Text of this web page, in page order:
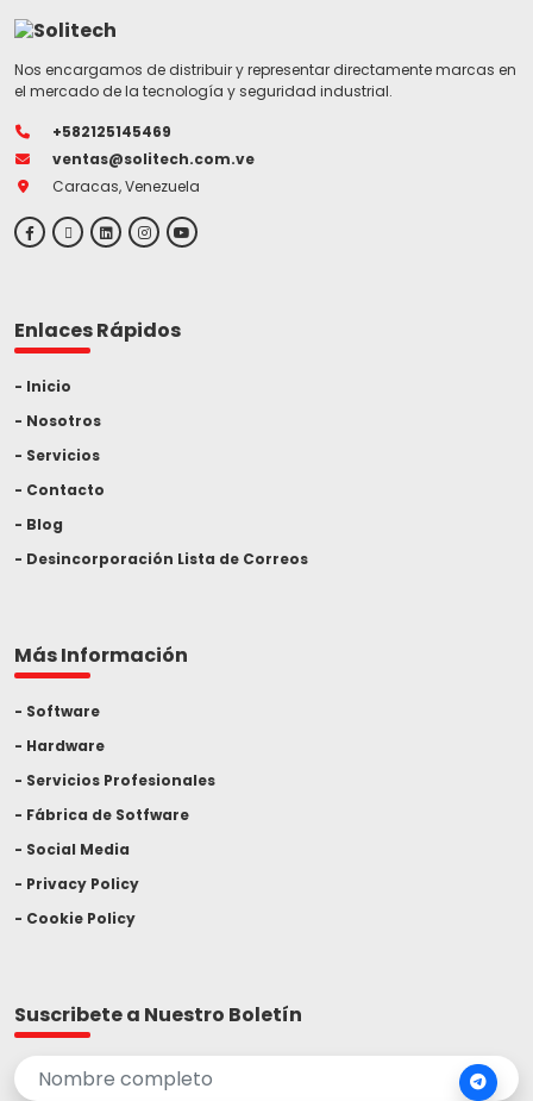
Nos encargamos de distribuir y representar directamente marcas en
el mercado de la tecnología y seguridad industrial.
+582125145469
ventas@solitech.com.ve
Caracas, Venezuela
Enlaces Rápidos
Inicio
Nosotros
Servicios
Contacto
Blog
Desincorporación Lista de Correos
Más Información
Software
Hardware
Servicios Profesionales
Fábrica de Sotfware
Social Media
Privacy Policy
Cookie Policy
Suscribete a Nuestro Boletín